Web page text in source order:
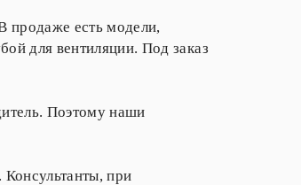
продаже есть модели,
для вентиляции. Под заказ
Поэтому наши
при